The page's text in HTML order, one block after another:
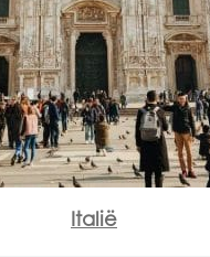
Italië